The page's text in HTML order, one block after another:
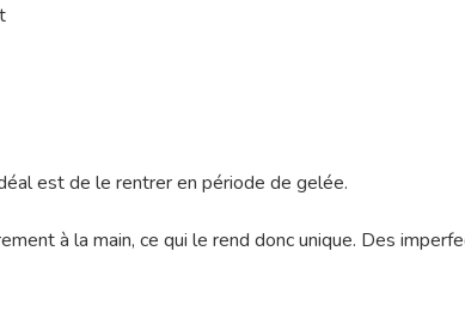
est de le rentrer en période de gelée.
à la main, ce qui le rend donc unique. Des